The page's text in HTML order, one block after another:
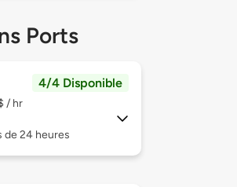
Ports
4/4 Disponible
/ hr
de 24 heures